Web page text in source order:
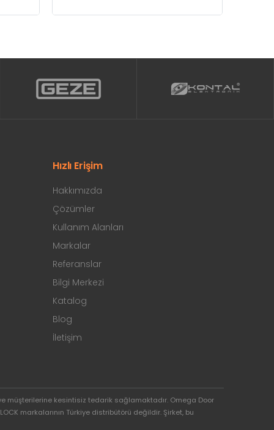
Hızlı Erişim
Hakkımızda
Çözümler
Kullanım Alanları
Markalar
Referanslar
Bilgi Merkezi
Katalog
Blog
İletişim
müşterilerine kesintisiz tedarik sağlamaktadır. Omega Door
markalarının Türkiye distribütörü değildir. Şirket, bu